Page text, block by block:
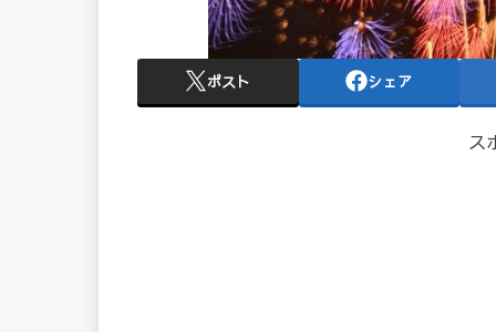
ポスト シェア
ス